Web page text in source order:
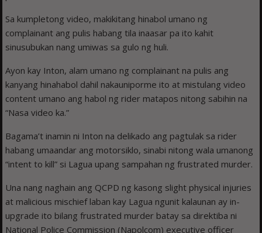
Sa kumpletong video, makikitang hinabol umano ng
complainant ang pulis habang tila inaasar pa ito kahit
sinusubukan nang umiwas sa gulo ng huli.
Ayon kay Inton, alam umano ng complainant na pulis ang
kanyang hinahabol dahil nakauniporme ito at mistulang video
content umano ang habol ng rider matapos nitong sabihin na
“Nasa video ka.”
Bagama’t inamin ni Inton na delikado ang pagtulak sa rider
habang umaandar ang motorsiklo, sinabi nitong wala umanong
“intent to kill” si Lagua upang sampahan ng frustrated murder.
Una nang naghain ang QCPD ng kasong slight physical injuries
at malicious mischief laban kay Lagua ngunit kalaunan ay in-
upgrade ito bilang frustrated murder batay sa direktiba ni
National Police Commission (Napolcom) executive officer